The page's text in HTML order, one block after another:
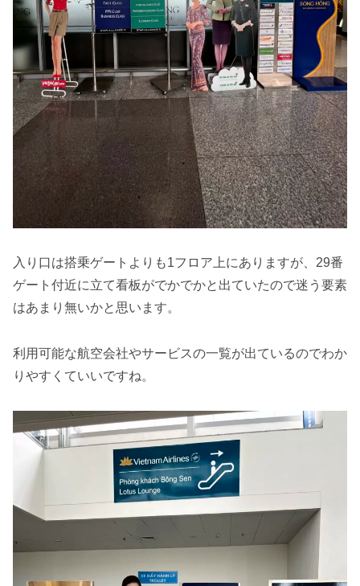
入り口は搭乗ゲートよりも1フロア上にありますが、29番
ゲート付近に立て看板がでかでかと出ていたので迷う要素
はあまり無いかと思います。
利用可能な航空会社やサービスの一覧が出ているのでわか
りやすくていいですね。